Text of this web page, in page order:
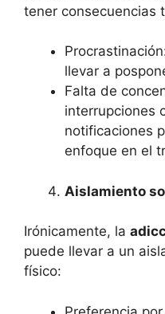
tener consecuencias
llevar a
Falta de
interrupciones
notificaciones
enfoque en el
Aislamiento
Irónicamente, la
puede llevar a un
físico: